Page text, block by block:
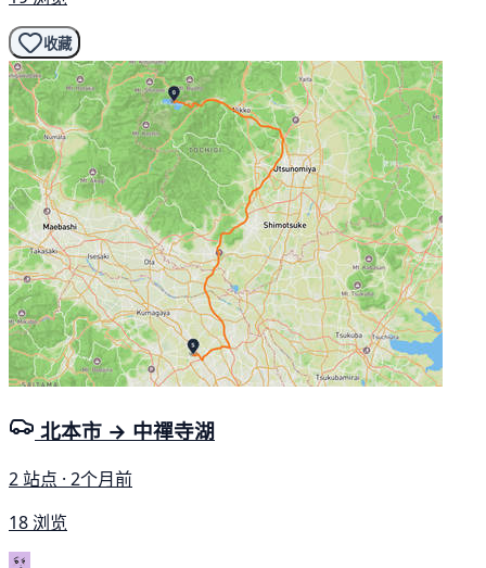
收藏
北本市 → 中禪寺湖
2 站点 · 2个月前
18 浏览